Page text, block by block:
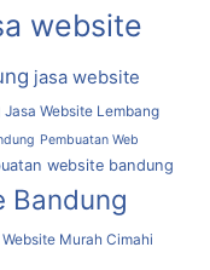
website
jasa website
Jasa Website Lembang
Pembuatan Web
website bandung
Bandung
Website Murah Cimahi